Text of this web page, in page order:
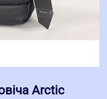
Arctic